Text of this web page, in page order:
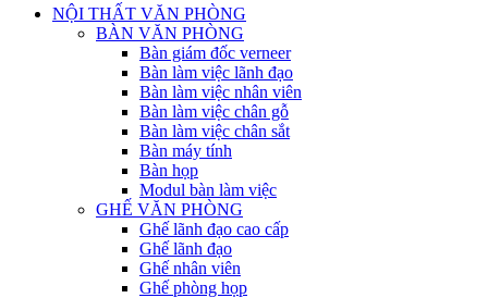
NỘI THẤT VĂN PHÒNG
BÀN VĂN PHÒNG
Bàn giám đốc verneer
Bàn làm việc lãnh đạo
Bàn làm việc nhân viên
Bàn làm việc chân gỗ
Bàn làm việc chân sắt
Bàn máy tính
Bàn họp
Modul bàn làm việc
GHẾ VĂN PHÒNG
Ghế lãnh đạo cao cấp
Ghế lãnh đạo
Ghế nhân viên
Ghế phòng họp